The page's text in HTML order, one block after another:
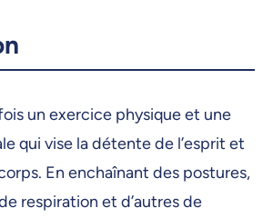
un exercice physique et une
qui vise la détente de l’esprit et
En enchaînant des postures,
respiration et d’autres de